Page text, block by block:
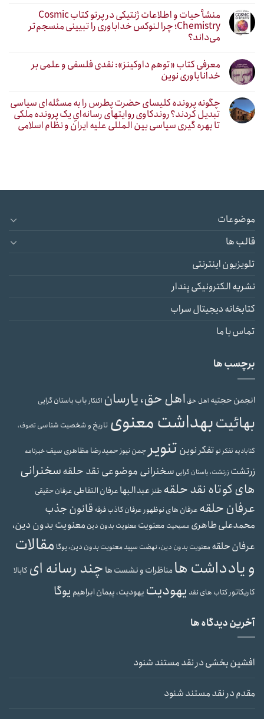
منشأ حیات و اطلاعات ژنتیکی در پرتو کتاب Cosmic
Chemistry؛ چرا لنوکس خداباوری را تبیینی منسجم‌تر
می‌داند؟
معرفی کتاب «توهم داوکینز»: نقدی فلسفی و علمی بر
خداناباوری نوین
چگونه پرونده کلیسای حضرت پطرس را به مسئله‌ای سیاسی
تبدیل کردند؟ روندکاوی روایتهای رسانه‌ایِ یک پرونده ملکی
تا بهره گیری سیاسی بین المللی علیه ایران و نظام اسلامی
موضوعات
قالب ها
تلویزیون اینترنتی
نشریه الکترونیکی پندار
کتابخانه دیجیتال سراب
تماس با ما
برچسب ها
انجمن حجتیه اهل حق اهل حق، یارسان اکنکارباب باستان گرایی
بهائیتبهداشت معنوی تاریخ و شخصیت شناسی تصوف،
گنابادیه تفکر نوتفکر نوین تنویر جمن نیوز حمیدرضا مظاهری سیفخبرنامه
زرتشت زرتشت، باستان گرایی سخنرانی موضوعی نقد حلقهسخنرانی
های کوتاه نقد حلقه طنز عبدالبهاعرفان التقاطی عرفان حقیقی
عرفان حلقه عرفان های نوظهور عرفان کاذبفرقه قانون جذب
محمدعلی طاهری مسیحیت معنویت معنویت بدون دین معنویت بدون دین،
عرفان حلقه معنویت بدون دین، نهضت سپیدمعنویت بدون دین، یوگا مقالات
و یادداشت هامناظرات و نشست ها چند رسانه ای کابالا
کاریکاتور کتاب های نقد یهودیت یهودیت، پیمان ابراهیم یوگا
آخرین دیدگاه ها
افشین بخشیدرنقد مستند شنود
مقدمدرنقد مستند شنود